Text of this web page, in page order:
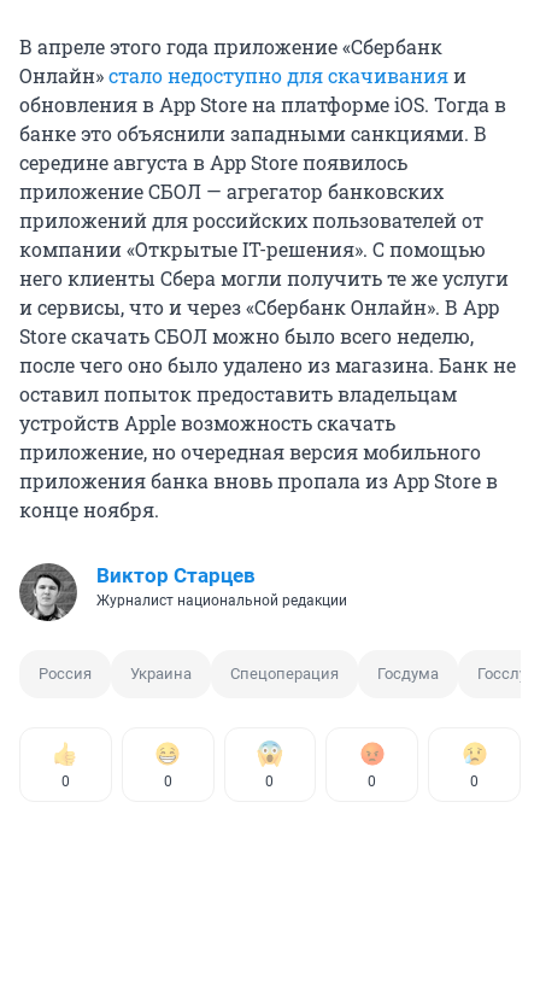
В апреле этого года приложение «Сбербанк
Онлайн»стало недоступно для скачиванияи
обновления в App Store на платформе iOS. Тогда в
банке это объяснили западными санкциями. В
середине августа в App Store появилось
приложение СБОЛ — агрегатор банковских
приложений для российских пользователей от
компании «Открытые IT-решения». С помощью
него клиенты Сбера могли получить те же услуги
и сервисы, что и через «Сбербанк Онлайн». В App
Store скачать СБОЛ можно было всего неделю,
после чего оно было удалено из магазина. Банк не
оставил попыток предоставить владельцам
устройств Apple возможность скачать
приложение, но очередная версия мобильного
приложения банка вновь пропала из App Store в
конце ноября.
Виктор Старцев
Журналист национальной редакции
Россия Украина Спецоперация Госдума
0 0 0 0 0